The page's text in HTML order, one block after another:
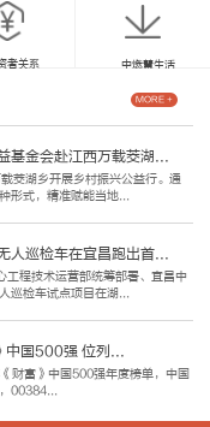
者关系 中燃慧生活
金会赴江西万载茭湖...
茭湖乡开展乡村振兴公益行。通
形式，精准赋能当地...
巡检车在宜昌跑出首...
程技术运营部统筹部署、宜昌中
巡检车试点项目在湖...
国500强 位列...
财富》中国500强年度榜单，中国
00384...
MORE +